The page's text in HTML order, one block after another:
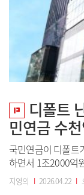
디폴트
민연금 수
국민연금이 디폴트
하면서 1조2000억
심 임차인 이탈로
지분을 인수하고
지영의 I 2026.04.22 I
[공지] 유료서비스